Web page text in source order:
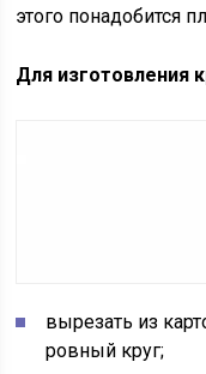
этого понадобится
Для изготовления
вырезать из
ровный круг;